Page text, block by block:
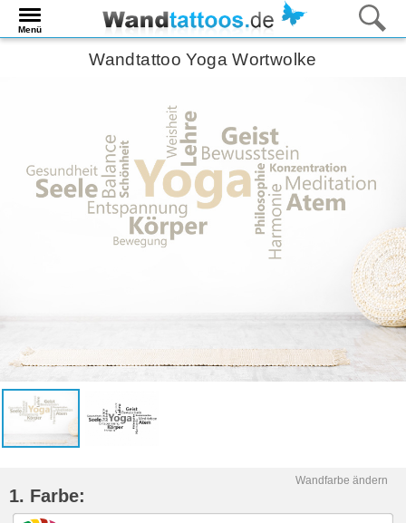
Menü
Wandtattoo Yoga Wortwolke
Wandfarbe ändern
1. Farbe: